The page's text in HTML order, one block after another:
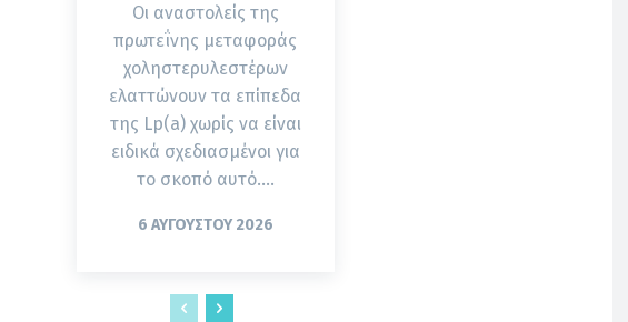
Οι αναστολείς της
πρωτεΐνης μεταφοράς
χοληστερυλεστέρων
ελαττώνουν τα επίπεδα
της Lp(a) χωρίς να είναι
ειδικά σχεδιασμένοι για
το σκοπό αυτό....
6 ΑΥΓΟΎΣΤΟΥ 2026